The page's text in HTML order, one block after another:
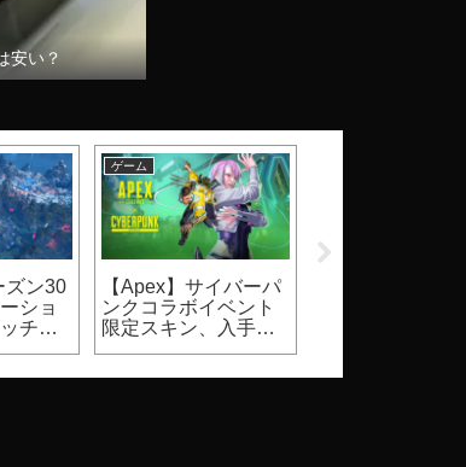
安い？
ズン30
ショ
チ、
ゲーム
【Apex】サイバーパ
ンクコラボイベント
限定スキン、入手方